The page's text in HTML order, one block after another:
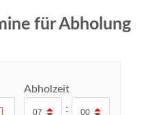
für Abholung
Abholzeit
: